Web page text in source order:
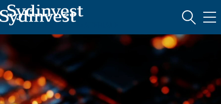
MARKEDSFØRINGSMATERIALE